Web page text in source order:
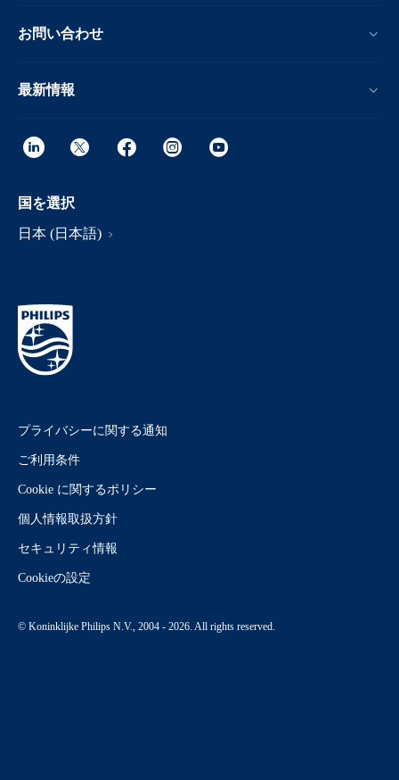
お問い合わせ
最新情報
国を選択
日本 (日本語)
プライバシーに関する通知
ご利用条件
Cookie に関するポリシー
個人情報取扱方針
セキュリティ情報
Cookieの設定
© Koninklijke Philips N.V., 2004 - 2026. All rights reserved.